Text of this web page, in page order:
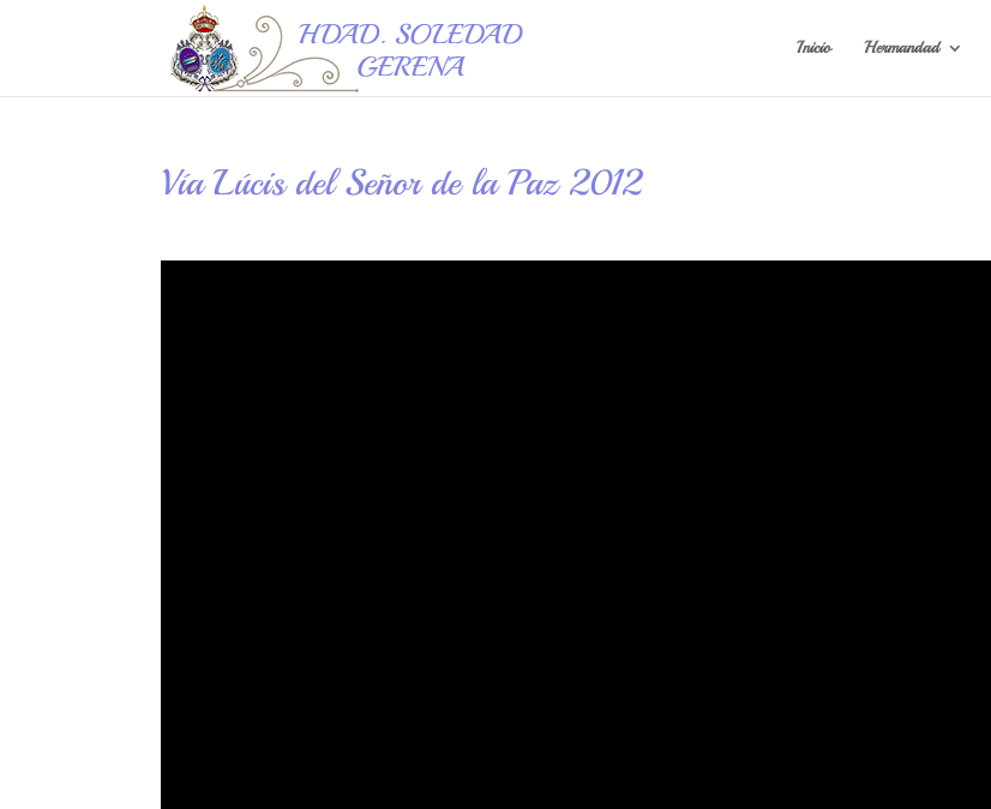
Inicio Hermandad
Vía Lúcis del Señor de la Paz 2012